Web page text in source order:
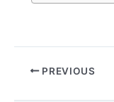
PREVIOUS